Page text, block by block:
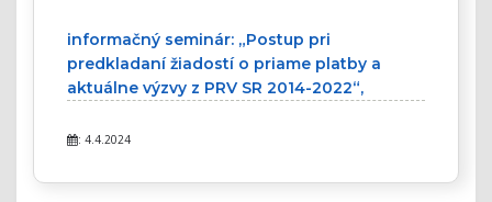
informačný seminár: „Postup pri
predkladaní žiadostí o priame platby a
aktuálne výzvy z PRV SR 2014-2022“,
: 4.4.2024